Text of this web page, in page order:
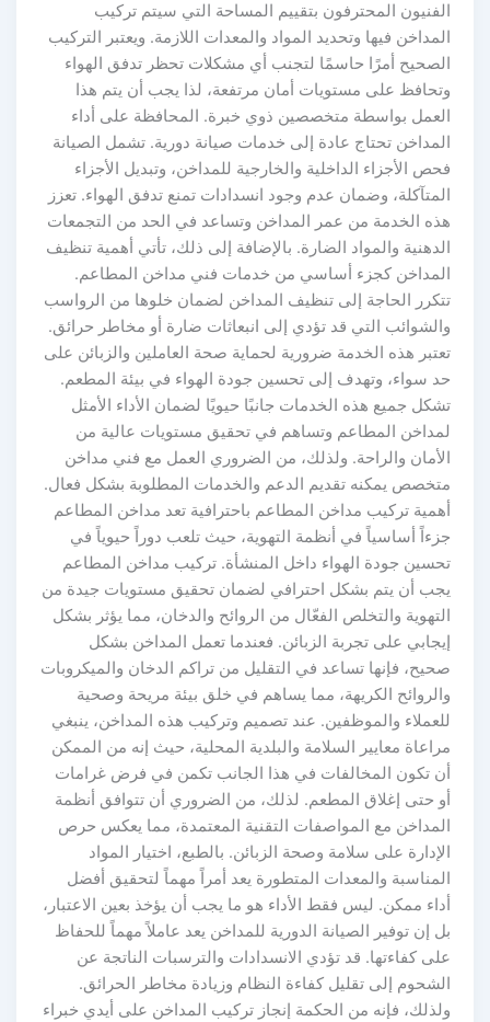
المحترفون بتقييم المساحة التي سيتم تركيب
فيها وتحديد المواد والمعدات اللازمة. ويعتبر التركيب
أمرًا حاسمًا لتجنب أي مشكلات تحظر تدفق الهواء
على مستويات أمان مرتفعة، لذا يجب أن يتم هذا
بواسطة متخصصين ذوي خبرة. المحافظة على أداء
تحتاج عادة إلى خدمات صيانة دورية. تشمل الصيانة
الأجزاء الداخلية والخارجية للمداخن، وتبديل الأجزاء
وضمان عدم وجود انسدادات تمنع تدفق الهواء. تعزز
الخدمة من عمر المداخن وتساعد في الحد من التجمعات
والمواد الضارة. بالإضافة إلى ذلك، تأتي أهمية تنظيف
كجزء أساسي من خدمات فني مداخن المطاعم.
الحاجة إلى تنظيف المداخن لضمان خلوها من الرواسب
التي قد تؤدي إلى انبعاثات ضارة أو مخاطر حرائق.
هذه الخدمة ضرورية لحماية صحة العاملين والزبائن على
سواء، وتهدف إلى تحسين جودة الهواء في بيئة المطعم.
جميع هذه الخدمات جانبًا حيويًا لضمان الأداء الأمثل
المطاعم وتساهم في تحقيق مستويات عالية من
والراحة. ولذلك، من الضروري العمل مع فني مداخن
يمكنه تقديم الدعم والخدمات المطلوبة بشكل فعال.
تركيب مداخن المطاعم باحترافية تعد مداخن المطاعم
أساسياً في أنظمة التهوية، حيث تلعب دوراً حيوياً في
جودة الهواء داخل المنشأة. تركيب مداخن المطاعم
أن يتم بشكل احترافي لضمان تحقيق مستويات جيدة من
والتخلص الفعّال من الروائح والدخان، مما يؤثر بشكل
على تجربة الزبائن. فعندما تعمل المداخن بشكل
فإنها تساعد في التقليل من تراكم الدخان والميكروبات
الكريهة، مما يساهم في خلق بيئة مريحة وصحية
والموظفين. عند تصميم وتركيب هذه المداخن، ينبغي
معايير السلامة والبلدية المحلية، حيث إنه من الممكن
تكون المخالفات في هذا الجانب تكمن في فرض غرامات
حتى إغلاق المطعم. لذلك، من الضروري أن تتوافق أنظمة
مع المواصفات التقنية المعتمدة، مما يعكس حرص
على سلامة وصحة الزبائن. بالطبع، اختيار المواد
والمعدات المتطورة يعد أمراً مهماً لتحقيق أفضل
ممكن. ليس فقط الأداء هو ما يجب أن يؤخذ بعين الاعتبار،
إن توفير الصيانة الدورية للمداخن يعد عاملاً مهماً للحفاظ
كفاءتها. قد تؤدي الانسدادات والترسبات الناتجة عن
إلى تقليل كفاءة النظام وزيادة مخاطر الحرائق.
فإنه من الحكمة إنجاز تركيب المداخن على أيدي خبراء